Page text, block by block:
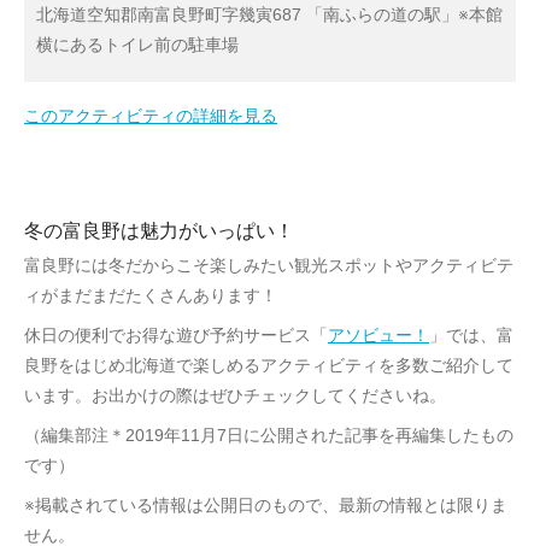
北海道空知郡南富良野町字幾寅687 「南ふらの道の駅」※本館
横にあるトイレ前の駐車場
このアクティビティの詳細を見る
冬の富良野は魅力がいっぱい！
富良野には冬だからこそ楽しみたい観光スポットやアクティビテ
ィがまだまだたくさんあります！
休日の便利でお得な遊び予約サービス「 アソビュー！
」では、富
良野をはじめ北海道で楽しめるアクティビティを多数ご紹介して
います。お出かけの際はぜひチェックしてくださいね。
（編集部注＊2019年11月7日に公開された記事を再編集したもの
です）
※掲載されている情報は公開日のもので、最新の情報とは限りま
せん。